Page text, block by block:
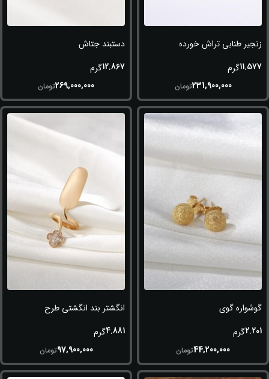
زنجیر طنابی تراش خورده (طلاسفید-زرد)
11.577گرم
231,900,000تومان
دستبند جتاش
12.867گرم
269,000,000تومان
گوشواره گوی
2.201گرم
44,200,000تومان
انگشتر بند انگشتی طرح ناخن
4.881گرم
97,900,000تومان